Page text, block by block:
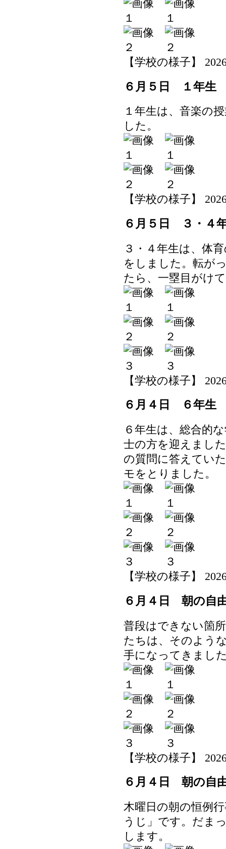
【学校の様子】
６月５日 １年生
１年生は、音楽の
した。
【学校の様子】
６月５日 ３・４
３・４年生は、体
をしました。転が
たら、一塁目がけ
【学校の様子】
６月４日 ６年生
６年生は、総合的
士の方を迎えまし
の質問に答えてい
モをとりました。
【学校の様子】
６月４日 朝の自
普段はできない箇
たちは、そのよう
手になってきまし
【学校の様子】
６月４日 朝の自
木曜日の朝の恒例
うじ」です。だま
します。